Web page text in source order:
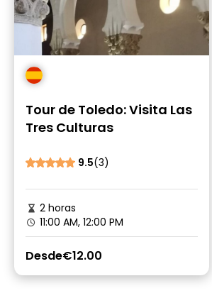
Tour de Toledo: Visita Las
Tres Culturas
9.5(3)
2 horas
11:00 AM, 12:00 PM
Desde€12.00